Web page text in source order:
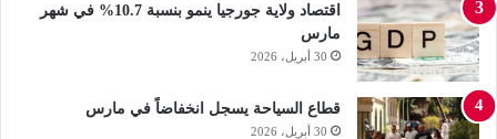
اقتصاد ولاية جورجيا ينمو بنسبة 10.7% في شهر
مارس
30 أبريل، 2026
قطاع السياحة يسجل انخفاضاً في مارس
30 أبريل، 2026